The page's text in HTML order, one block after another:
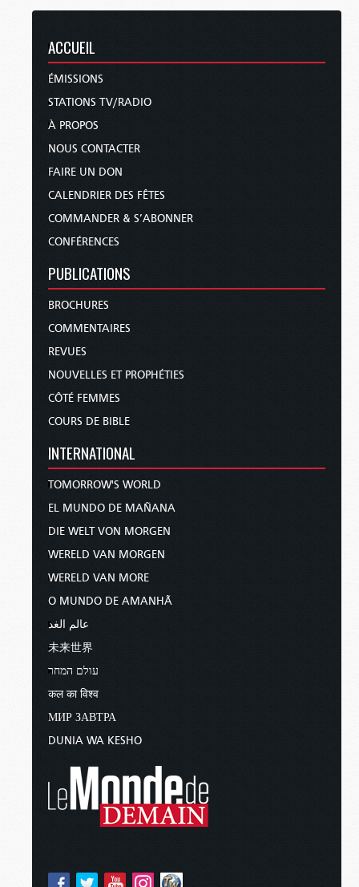
ACCUEIL
ÉMISSIONS
STATIONS TV/RADIO
À PROPOS
NOUS CONTACTER
FAIRE UN DON
CALENDRIER DES FÊTES
COMMANDER & S’ABONNER
CONFÉRENCES
PUBLICATIONS
BROCHURES
COMMENTAIRES
REVUES
NOUVELLES ET PROPHÉTIES
CÔTÉ FEMMES
COURS DE BIBLE
INTERNATIONAL
TOMORROW'S WORLD
EL MUNDO DE MAÑANA
DIE WELT VON MORGEN
WERELD VAN MORGEN
WERELD VAN MORE
O MUNDO DE AMANHÃ
عالم الغد
未来世界
עולם המחר
कल का विश्व
МИР ЗАВТРА
DUNIA WA KESHO